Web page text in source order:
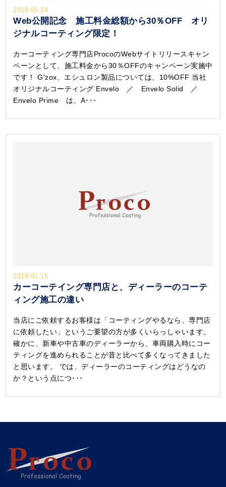
2019.05.24
Web公開記念 施工料金総額から30％OFF オリ
ジナルコーティング限定！
カーコーティング専門店ProcoのWebサイトリリースキャン
ペーンとして、施工料金から30％OFFのキャンペーン実施中
です！ G'zox、エシュロン製品については、10%OFF 当社
オリジナルコーティング Envelo ／ Envelo Solid ／
Envelo Prime は、A･･･
2019.01.15
カーコーテイング専門店と、ディーラーのコーテ
ィング施工の違い
当店にご依頼するお客様は「コーティングやるなら、専門店
に依頼したい」というご要望の方が多くいらっしゃいます。
確かに、新車や中古車のディーラーから、車両購入時にコー
ティングを進められることが昔と比べて多くなってきました
と思います。 では、ディーラーのコーティングはどうなの
か？という点につ･･･